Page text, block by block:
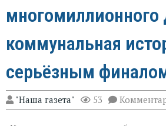
многомиллионного
коммунальная
серьёзным
"Наша газета" 53